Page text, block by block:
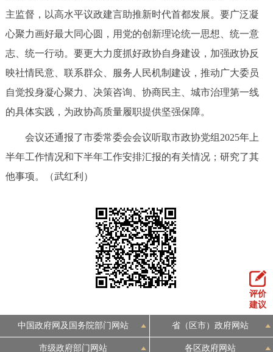
12345网上接诉即办 我要咨询 我要建议
参与调查 在线访谈 图说互动
北京概况 十六区概览
绿色北京 图说北京 视频北京
多语种
한국어
FRANÇAIS
العربية
ITALIANO
主监督，以高水平议政建言助推新时代首都发展。要广泛凝
心聚力画好最大同心圆，用党的创新理论统一思想、统一意
志、统一行动。要更大力度抓好政协自身建设，加强政协反
映社情民意、联系群众、服务人民机制建设，推动广大委员
自觉投身凝心聚力、决策咨询、协商民主、城市治理第一线
的具体实践，为政协高质量履职提供坚强保障。
会议还通报了市委常委会会议听取市政协党组2025年上
半年工作情况和下半年工作安排汇报的有关情况；研究了其
他事项。（武红利）
评价
建议
中国政府网及国务院部门网站 省（区市）政府网站
市级政府部门网站 各区政府网站